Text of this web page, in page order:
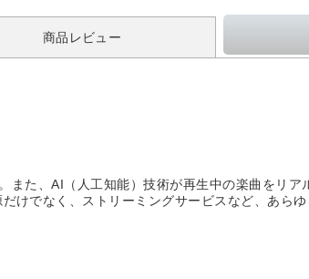
商品レビュー
た、AI（人工知能）技術が再生中の楽曲をリア
けでなく、ストリーミングサービスなど、あら